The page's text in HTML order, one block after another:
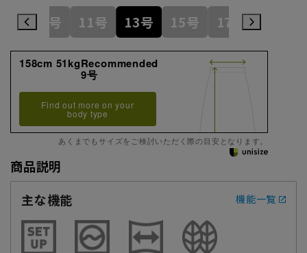
7号 9号 11号 13号 15号 17号
158cm 51kgRecommended
9号
Find out more on your
body type
あくまでもサイズをご検討いただく際の目安となります。
商品説明
主な機能
機能一覧